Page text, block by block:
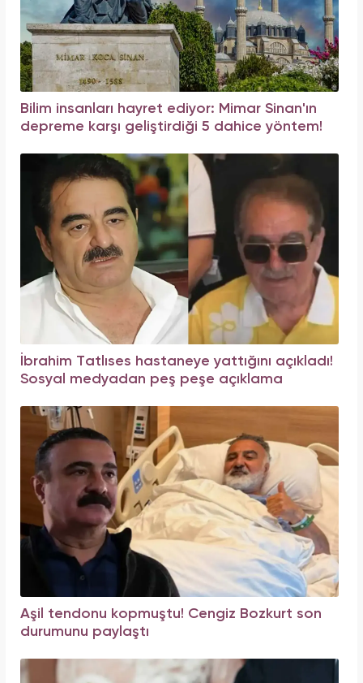
Bilim insanları hayret ediyor: Mimar Sinan'ın
depreme karşı geliştirdiği 5 dahice yöntem!
İbrahim Tatlıses hastaneye yattığını açıkladı!
Sosyal medyadan peş peşe açıklama
Aşil tendonu kopmuştu! Cengiz Bozkurt son
durumunu paylaştı